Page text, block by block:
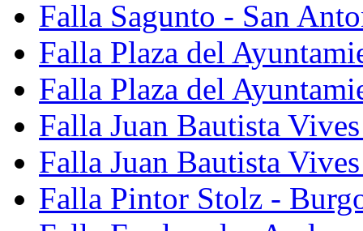
Falla Sagunto - San
Falla Plaza del
Falla Plaza del
Falla Juan Bautista
Falla Juan Bautista
Falla Pintor Stolz -